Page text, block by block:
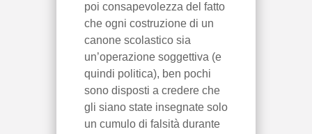
poi consapevolezza del fatto
che ogni costruzione di un
canone scolastico sia
un’operazione soggettiva (e
quindi politica), ben pochi
sono disposti a credere che
gli siano state insegnate solo
un cumulo di falsità durante